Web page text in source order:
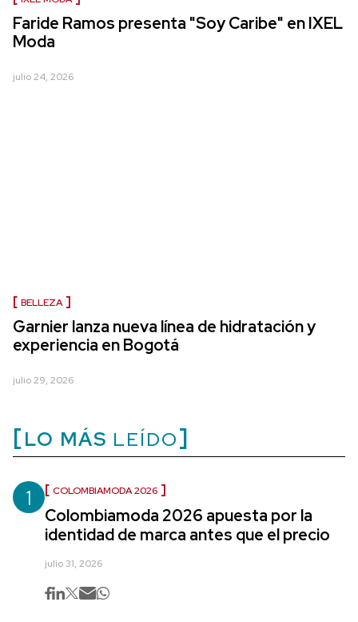
Faride Ramos presenta "Soy Caribe" en IXEL
Moda
julio 24, 2026
BELLEZA
Garnier lanza nueva línea de hidratación y
experiencia en Bogotá
julio 29, 2026
LO MÁS LEÍDO
1 COLOMBIAMODA 2026
Colombiamoda 2026 apuesta por la
identidad de marca antes que el precio
julio 31, 2026